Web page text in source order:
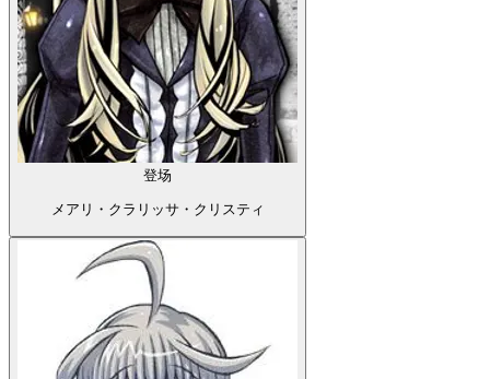
登场
メアリ・クラリッサ・クリスティ